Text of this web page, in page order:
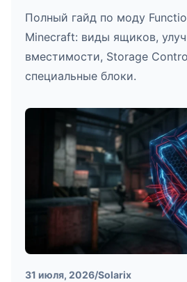
Полный гайд по моду
Minecraft: виды ящиков,
вместимости, Storage
специальные блоки.
31 июля, 2026/Solarix